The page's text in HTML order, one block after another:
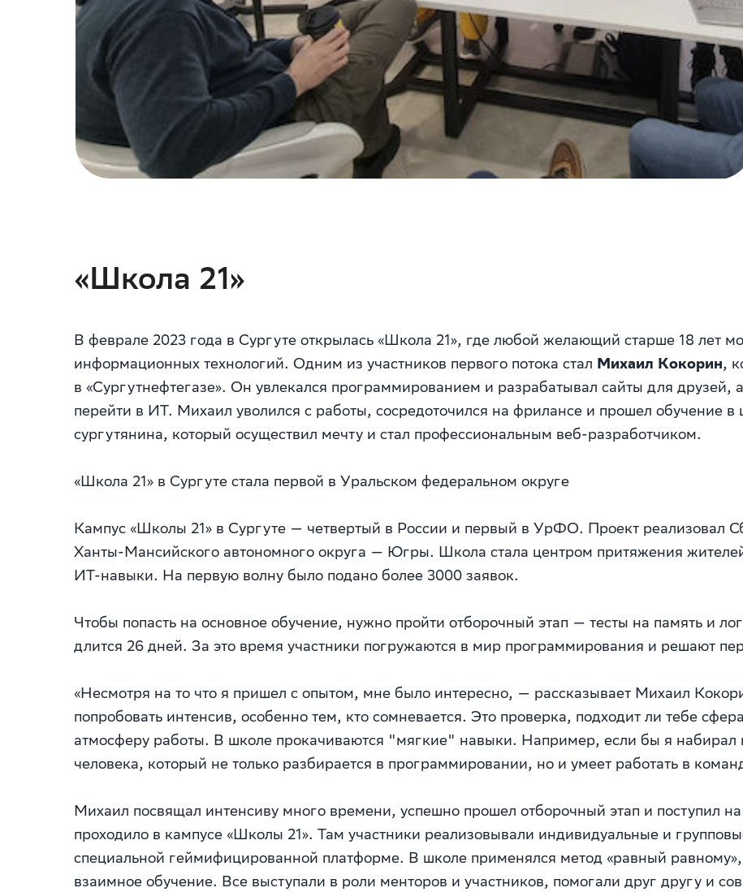
«Школа 21»
В феврале 2023 года в Сургуте открылась «Школа 21», где любой желающий старше 18 лет
информационных технологий. Одним из участников первого потока стал Михаил Кокорин,
в «Сургутнефтегазе». Он увлекался программированием и разрабатывал сайты для
перейти в ИТ. Михаил уволился с работы, сосредоточился на фрилансе и прошел обучение
сургутянина, который осуществил мечту и стал профессиональным веб-разработчиком.
«Школа 21» в Сургуте стала первой в Уральском федеральном округе
Кампус «Школы 21» в Сургуте — четвертый в России и первый в УрФО. Проект реализовал
Ханты-Мансийского автономного округа — Югры. Школа стала центром притяжения жителей
ИТ-навыки. На первую волну было подано более 3000 заявок.
Чтобы попасть на основное обучение, нужно пройти отборочный этап — тесты на память и
длится 26 дней. За это время участники погружаются в мир программирования и решают
«Несмотря на то что я пришел с опытом, мне было интересно, — рассказывает Михаил
попробовать интенсив, особенно тем, кто сомневается. Это проверка, подходит ли тебе
атмосферу работы. В школе прокачиваются "мягкие" навыки. Например, если бы я набирал
человека, который не только разбирается в программировании, но и умеет работать в
Михаил посвящал интенсиву много времени, успешно прошел отборочный этап и поступил
проходило в кампусе «Школы 21». Там участники реализовывали индивидуальные и
специальной геймифицированной платформе. В школе применялся метод «равный
взаимное обучение. Все выступали в роли менторов и участников, помогали друг другу и